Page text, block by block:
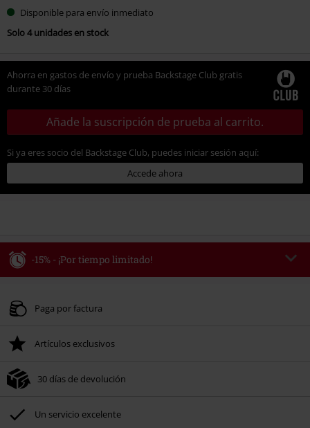
Disponible para envío inmediato
Solo 4 unidades en stock
Ahorra en gastos de envío y prueba Backstage Club gratis
durante 30 días
Añade la suscripción de prueba al carrito.
Si ya eres socio del Backstage Club, puedes iniciar sesión aquí:
Accede ahora
-15% - ¡Por tiempo limitado!
Válido hasta 8/9/26
Tras introducir el código, el descuento se deducirá automáticamente al final
No acumulable con otras promociones Códigos promocionales.. Quedan
Rammstein, (Till) Lindemann, Böhse Onkelz, Broilers, Die Ärzte, Die Toten
Hosen, Metality, Funko Pop!, vales regalo y artículos que incluyan una
Paga por factura
Artículos exclusivos
30 días de devolución
Un servicio excelente